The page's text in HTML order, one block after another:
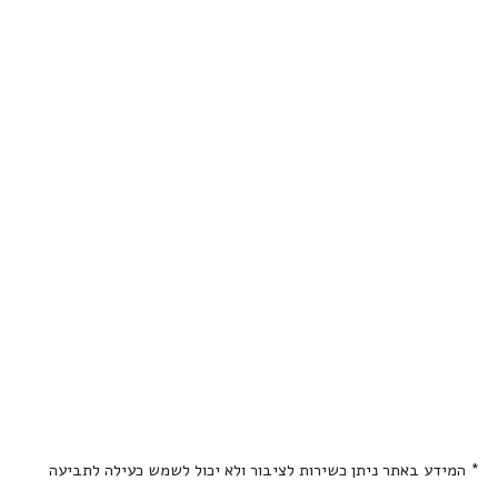
* המידע באתר ניתן כשירות לציבור ולא יכול לשמש כעילה לתביעה